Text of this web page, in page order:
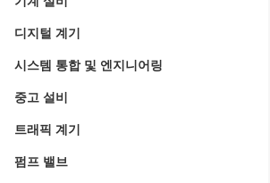
디지털 계기
시스템 통합 및 엔지니어링
중고 설비
트래픽 계기
펌프 밸브